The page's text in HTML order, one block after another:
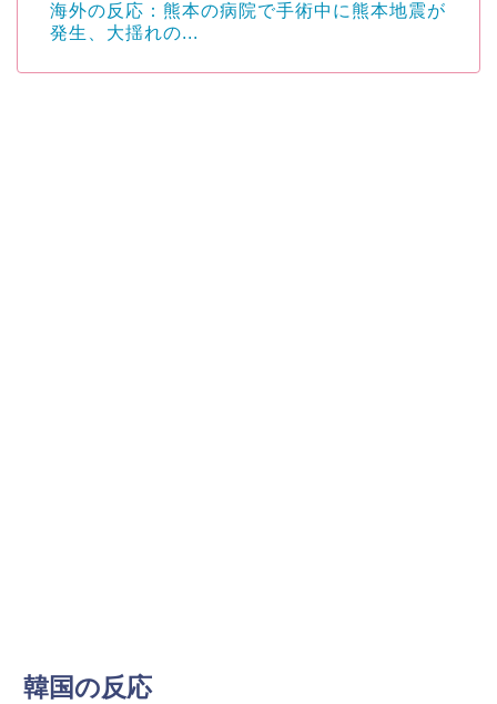
海外の反応：熊本の病院で手術中に熊本地震が
発生、大揺れの...
韓国の反応